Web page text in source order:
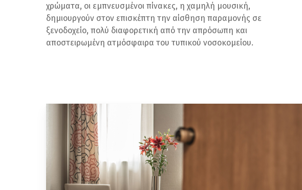
χρώματα, οι εμπνευσμένοι πίνακες, η χαμηλή μουσική,
δημιουργούν στον επισκέπτη την αίσθηση παραμονής σε
ξενοδοχείο, πολύ διαφορετική από την απρόσωπη και
αποστειρωμένη ατμόσφαιρα του τυπικού νοσοκομείου.